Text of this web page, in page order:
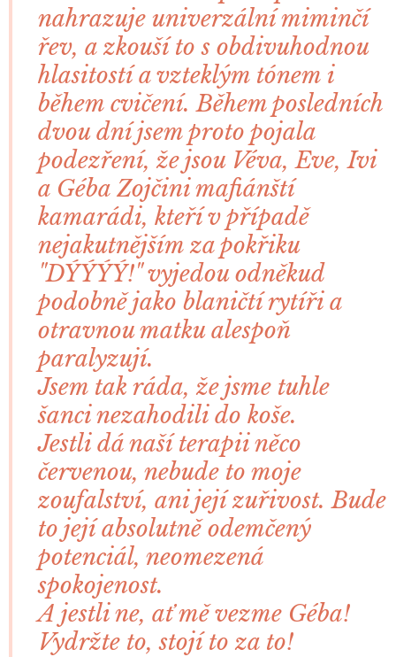
nahrazuje univerzální miminčí
řev, a zkouší to s obdivuhodnou
hlasitostí a vzteklým tónem i
během cvičení. Během posledních
dvou dní jsem proto pojala
podezření, že jsou Véva, Eve, Ivi
a Géba Zojčini mafiánští
kamarádi, kteří v případě
nejakutnějším za pokřiku
"DÝÝÝÝ!" vyjedou odněkud
podobně jako blaničtí rytíři a
otravnou matku alespoň
paralyzují.
Jsem tak ráda, že jsme tuhle
šanci nezahodili do koše.
Jestli dá naší terapii něco
červenou, nebude to moje
zoufalství, ani její zuřivost. Bude
to její absolutně odemčený
potenciál, neomezená
spokojenost.
A jestli ne, ať mě vezme Géba!
Vydržte to, stojí to za to!